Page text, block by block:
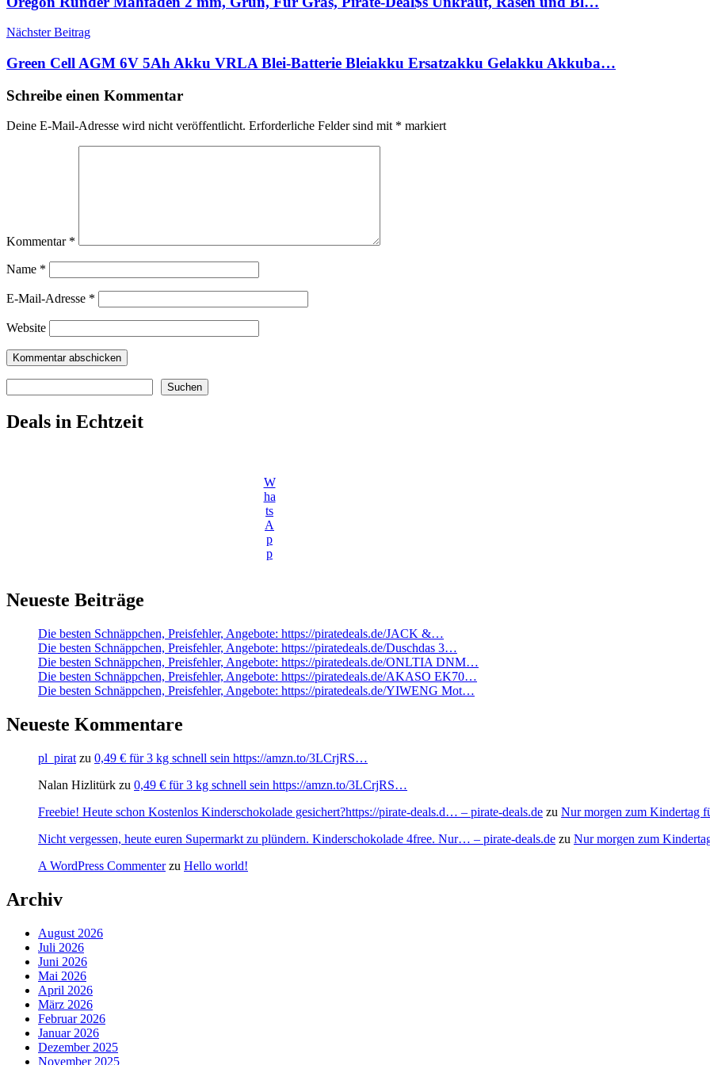
Nächster Beitrag
Green Cell AGM 6V 5Ah Akku VRLA Blei-Batterie Bleiakku Ersatzakku Gelakku Akkuba…
Schreibe einen Kommentar
Deine E-Mail-Adresse wird nicht veröffentlicht. Erforderliche Felder sind mit * markiert
Kommentar *
Name *
E-Mail-Adresse *
Website
Suchen
Deals in Echtzeit
W
ha
ts
A
p
p
Neueste Beiträge
Die besten Schnäppchen, Preisfehler, Angebote: https://piratedeals.de/JACK &…
Die besten Schnäppchen, Preisfehler, Angebote: https://piratedeals.de/Duschdas 3…
Die besten Schnäppchen, Preisfehler, Angebote: https://piratedeals.de/ONLTIA DNM…
Die besten Schnäppchen, Preisfehler, Angebote: https://piratedeals.de/AKASO EK70…
Die besten Schnäppchen, Preisfehler, Angebote: https://piratedeals.de/YIWENG Mot…
Neueste Kommentare
pl_pirat zu 0,49 € für 3 kg schnell sein https://amzn.to/3LCrjRS…
Nalan Hizlitürk zu 0,49 € für 3 kg schnell sein https://amzn.to/3LCrjRS…
Freebie! Heute schon Kostenlos Kinderschokolade gesichert?https://pirate-deals.d… – pirate-deals.de zu Nur morgen zum Kindertag
Nicht vergessen, heute euren Supermarkt zu plündern. Kinderschokolade 4free. Nur… – pirate-deals.de zu Nur morgen zum
A WordPress Commenterzu Hello world!
Archiv
August 2026
Juli 2026
Juni 2026
Mai 2026
April 2026
März 2026
Februar 2026
Januar 2026
Dezember 2025
November 2025